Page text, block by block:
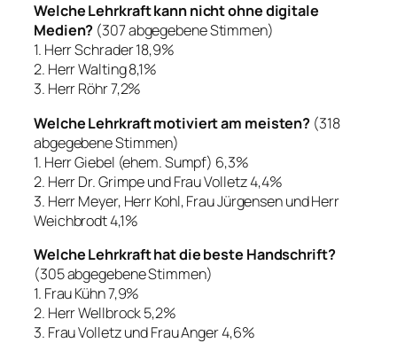
Welche Lehrkraft kann nicht ohne digitale
Medien? (307 abgegebene Stimmen)
1. Herr Schrader 18,9%
2. Herr Walting 8,1%
3. Herr Röhr 7,2%
Welche Lehrkraft motiviert am meisten? (318
abgegebene Stimmen)
1. Herr Giebel (ehem. Sumpf) 6,3%
2. Herr Dr. Grimpe und Frau Volletz 4,4%
3. Herr Meyer, Herr Kohl, Frau Jürgensen und Herr
Weichbrodt 4,1%
Welche Lehrkraft hat die beste Handschrift?
(305 abgegebene Stimmen)
1. Frau Kühn 7,9%
2. Herr Wellbrock 5,2%
3. Frau Volletz und Frau Anger 4,6%